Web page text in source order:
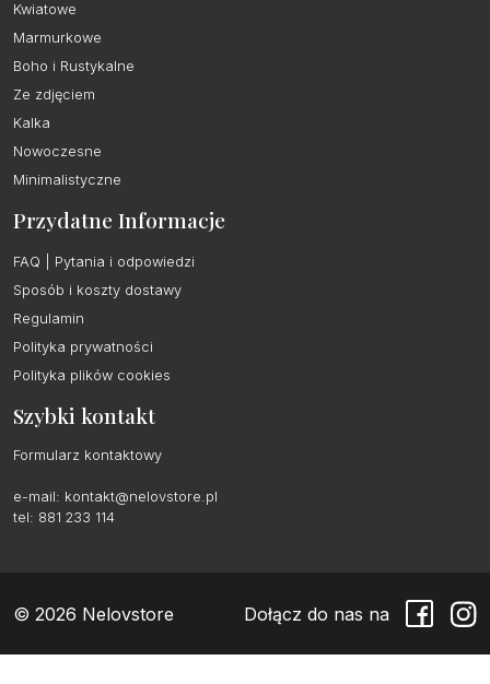
Kwiatowe
Marmurkowe
Boho i Rustykalne
Ze zdjęciem
Kalka
Nowoczesne
Minimalistyczne
Przydatne Informacje
FAQ | Pytania i odpowiedzi
Sposób i koszty dostawy
Regulamin
Polityka prywatności
Polityka plików cookies
Szybki kontakt
Formularz kontaktowy
e-mail: kontakt@nelovstore.pl
tel: 881 233 114
© 2026 Nelovstore Dołącz do nas na